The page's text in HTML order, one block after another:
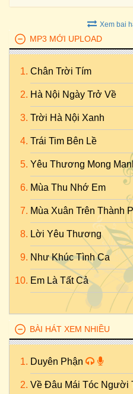
Xem bai
MP3 MỚI UPLOAD
Chân Trời Tím
Hà Nội Ngày Trở Về
Trời Hà Nội Xanh
Trái Tim Bên Lề
Yêu Thương Mong
Mùa Thu Nhớ Em
Mùa Xuân Trên Thành
Lời Yêu Thương
Như Khúc Tình Ca
Em Là Tất Cả
BÀI HÁT XEM NHIỀU
Duyên Phận
Về Đâu Mái Tóc Người